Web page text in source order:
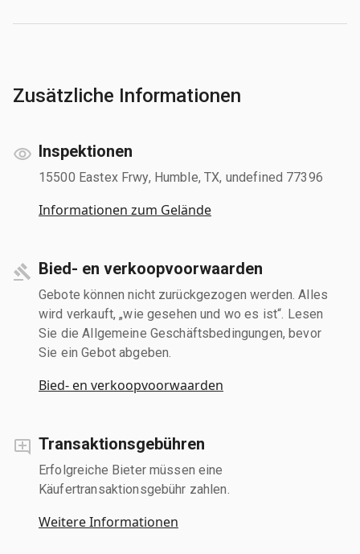
Zusätzliche Informationen
Inspektionen
15500 Eastex Frwy, Humble, TX, undefined 77396
Informationen zum Gelände
Bied- en verkoopvoorwaarden
Gebote können nicht zurückgezogen werden. Alles
wird verkauft, „wie gesehen und wo es ist“. Lesen
Sie die Allgemeine Geschäftsbedingungen, bevor
Sie ein Gebot abgeben.
Bied- en verkoopvoorwaarden
Transaktionsgebühren
Erfolgreiche Bieter müssen eine
Käufertransaktionsgebühr zahlen.
Weitere Informationen